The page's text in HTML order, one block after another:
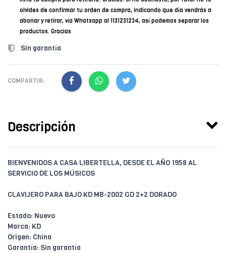
olvides de confirmar tu orden de compra, indicando que día vendrás a
abonar y retirar, vía Whatsapp al 1131231234, así podemos separar los
productos. Gracias
Sin garantía
COMPARTIR:
Descripción
BIENVENIDOS A CASA LIBERTELLA, DESDE EL AÑO 1958 AL
SERVICIO DE LOS MÚSICOS
CLAVIJERO PARA BAJO KD MB-2002 GD 2+2 DORADO
Estado: Nuevo
Marca: KD
Origen: China
Garantía: Sin garantía